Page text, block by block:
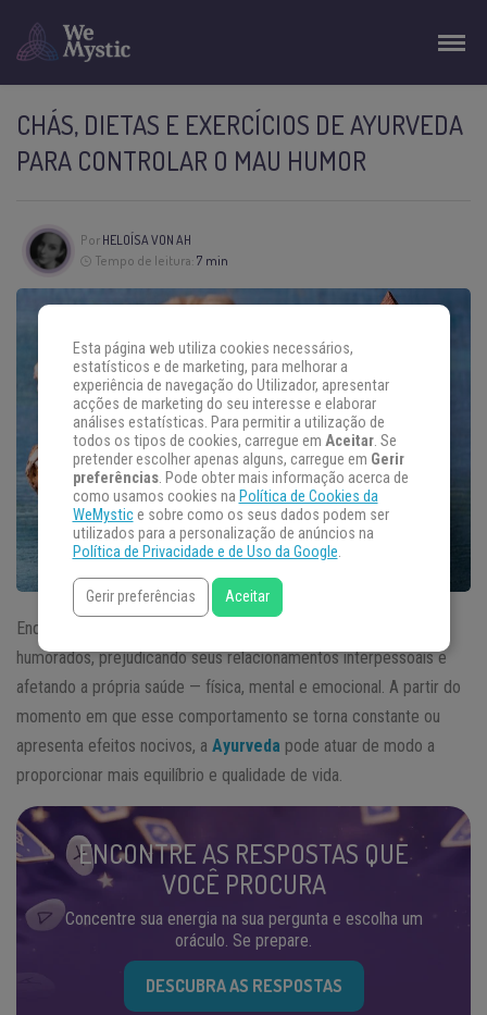
CHÁS, DIETAS E EXERCÍCIOS DE AYURVEDA
PARA CONTROLAR O MAU HUMOR
Por HELOÍSA VON AH
Tempo de leitura: 7 min
Enquanto alguns acordam de mau humor, outros vivem mau
humorados, prejudicando seus relacionamentos interpessoais e
afetando a própria saúde — física, mental e emocional. A partir do
momento em que esse comportamento se torna constante ou
apresenta efeitos nocivos, a Ayurveda pode atuar de modo a
proporcionar mais equilíbrio e qualidade de vida.
ENCONTRE AS RESPOSTAS QUE
VOCÊ PROCURA
Concentre sua energia na sua pergunta e escolha um
oráculo. Se prepare.
DESCUBRA AS RESPOSTAS
Esta página web utiliza cookies necessários,
estatísticos e de marketing, para melhorar a
experiência de navegação do Utilizador, apresentar
acções de marketing do seu interesse e elaborar
análises estatísticas. Para permitir a utilização de
todos os tipos de cookies, carregue em Aceitar. Se
pretender escolher apenas alguns, carregue em Gerir
preferências. Pode obter mais informação acerca de
como usamos cookies na Política de Cookies da
WeMystice sobre como os seus dados podem ser
utilizados para a personalização de anúncios na
Política de Privacidade e de Uso da Google.
Gerir preferências Aceitar